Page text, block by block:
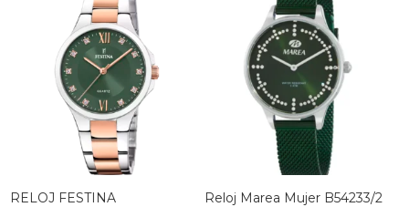
RELOJ FESTINA
Reloj Marea Mujer B54233/2